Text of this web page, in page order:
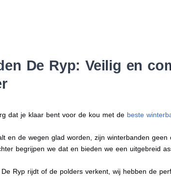
De Ryp: Veilig en
dat je klaar bent voor de kou met de beste
en de wegen glad worden, zijn winterbanden
begrijpen we dat en bieden we een uitgebreid
Ryp rijdt of de polders verkent, wij hebben de